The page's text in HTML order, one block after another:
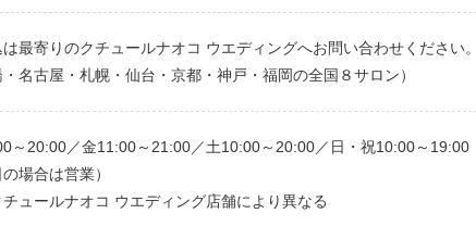
最寄りのクチュールナオコ ウエディングへお問い合わせください。
・名古屋・札幌・仙台・京都・神戸・福岡の全国８サロン）
～20:00／金11:00～21:00／土10:00～20:00／日・祝10:00～19:00
場合は営業）
ュールナオコ ウエディング店舗により異なる